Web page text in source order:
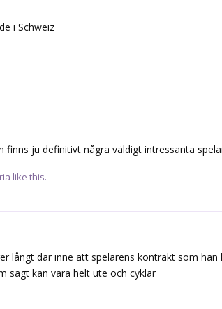
i Schweiz
finns ju definitivt några väldigt intressanta
like this.
långt där inne att spelarens kontrakt som
sagt kan vara helt ute och cyklar